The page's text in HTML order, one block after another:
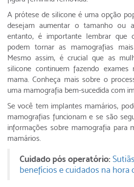
A prótese de silicone é uma opção
desejam aumentar o tamanho ou
entanto, é importante lembrar que
podem tornar as mamografias
Mesmo assim, é crucial que as
silicone continuem fazendo exames
mama. Conheça mais sobre o
uma mamografia bem-sucedida com
Se você tem implantes mamários,
mamografias funcionam e se são
informações sobre mamografia para
mamários.
Cuidado pós operatório:
benefícios e cuidados na hora